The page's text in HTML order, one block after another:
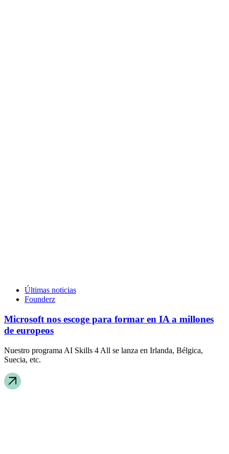
Últimas noticias
Founderz
Microsoft nos escoge para formar en IA a millones
de europeos
Nuestro programa AI Skills 4 All se lanza en Irlanda, Bélgica,
Suecia, etc.